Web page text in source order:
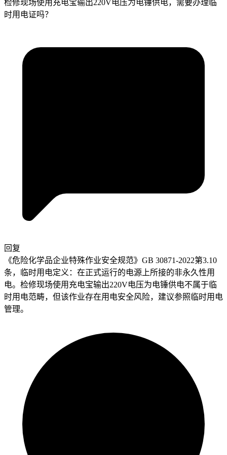
检修现场使用充电宝输出220V电压为电锤供电，需要办理临
时用电证吗？
回复
《危险化学品企业特殊作业安全规范》GB 30871-2022第3.10
条，临时用电定义：在正式运行的电源上所接的非永久性用
电。检修现场使用充电宝输出220V电压为电锤供电不属于临
时用电范畴，但该作业存在用电安全风险，建议参照临时用电
管理。